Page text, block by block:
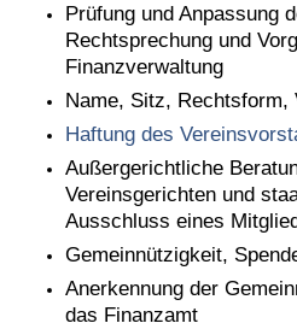
Prüfung und Anpassung
Rechtsprechung und
Finanzverwaltung
Name, Sitz, Rechtsform,
Haftung des
Außergerichtliche
Vereinsgerichten und
Ausschluss eines
Gemeinnützigkeit,
Anerkennung der
das Finanzamt